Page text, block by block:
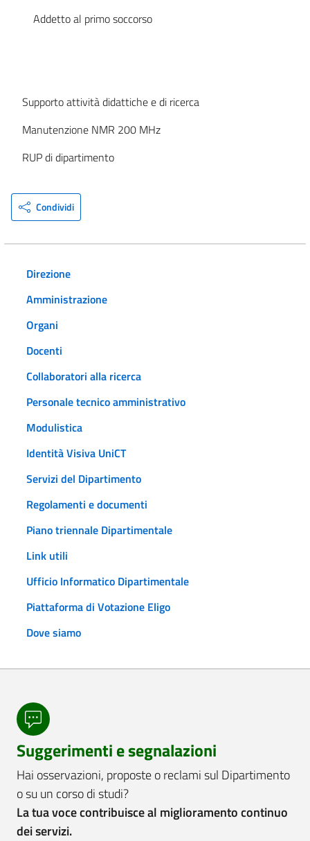
Addetto al primo soccorso
Supporto attività didattiche e di ricerca
Manutenzione NMR 200 MHz
RUP di dipartimento
Condividi
Direzione
Amministrazione
Organi
Docenti
Collaboratori alla ricerca
Personale tecnico amministrativo
Modulistica
Identità Visiva UniCT
Servizi del Dipartimento
Regolamenti e documenti
Piano triennale Dipartimentale
Link utili
Ufficio Informatico Dipartimentale
Piattaforma di Votazione Eligo
Dove siamo
Suggerimenti e segnalazioni
Hai osservazioni, proposte o reclami sul Dipartimento
o su un corso di studi?
La tua voce contribuisce al miglioramento continuo
dei servizi.